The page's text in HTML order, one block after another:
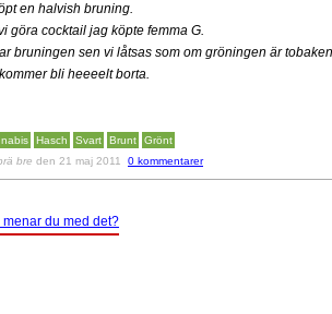
en halvish bruning.
göra cocktail jag köpte femma G.
bruningen sen vi låtsas som om gröningen är
bli heeeelt borta.
Hasch Svart Brunt
Grönt
bre den 21 maj 2011 0 kommentarer
menar du med det?